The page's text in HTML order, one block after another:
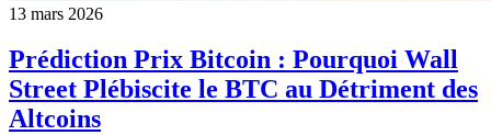
13 mars 2026
Prédiction Prix Bitcoin : Pourquoi Wall
Street Plébiscite le BTC au Détriment des
Altcoins